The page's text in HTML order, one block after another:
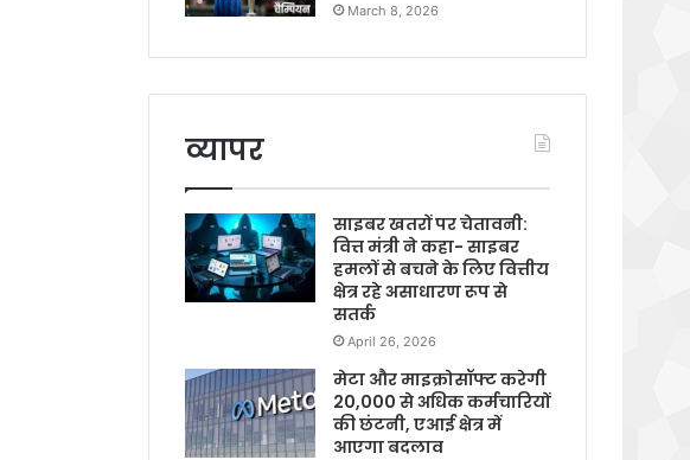
March 8, 2026
व्यापर
साइबर खतरों पर चेतावनी:
वित्त मंत्री ने कहा- साइबर
हमलों से बचने के लिए वित्तीय
क्षेत्र रहे असाधारण रूप से
सतर्क
April 26, 2026
मेटा और माइक्रोसॉफ्ट करेगी
20,000 से अधिक कर्मचारियों
की छंटनी, एआई क्षेत्र में
आएगा बदलाव